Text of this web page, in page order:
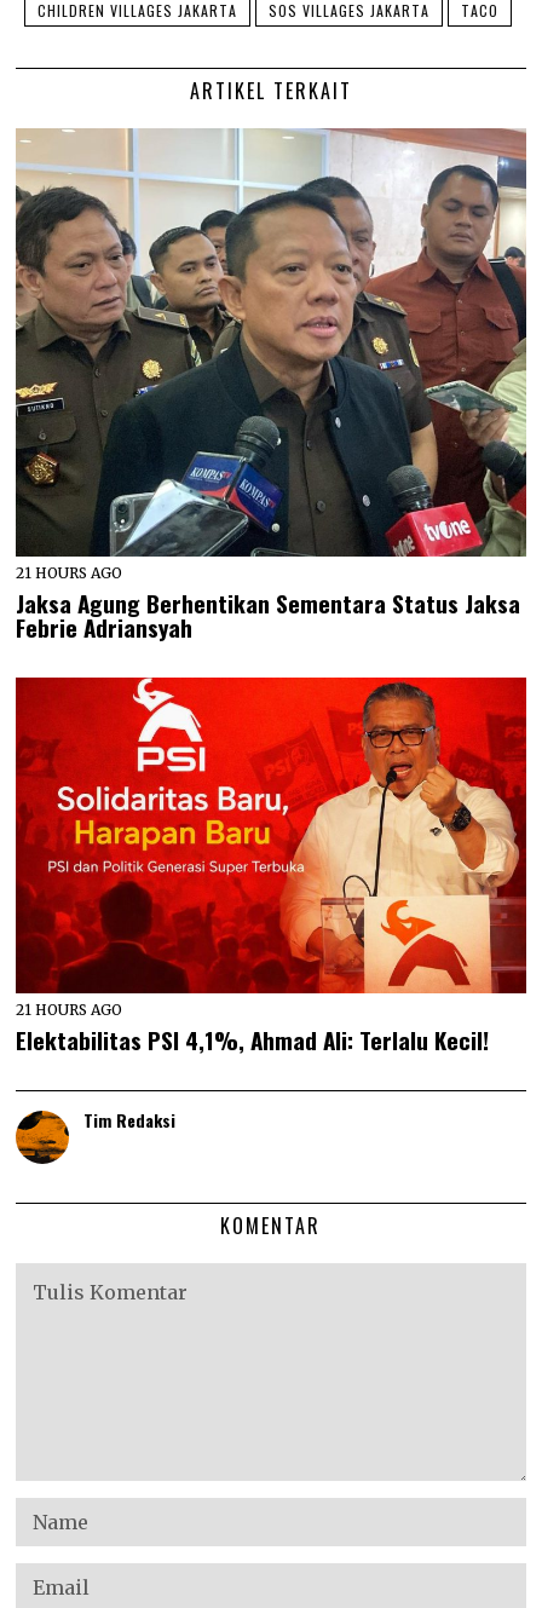
CHILDREN VILLAGES JAKARTA SOS VILLAGES JAKARTA TACO
ARTIKEL TERKAIT
21 HOURS AGO
Jaksa Agung Berhentikan Sementara Status Jaksa
Febrie Adriansyah
21 HOURS AGO
Elektabilitas PSI 4,1%, Ahmad Ali: Terlalu Kecil!
Tim Redaksi
KOMENTAR